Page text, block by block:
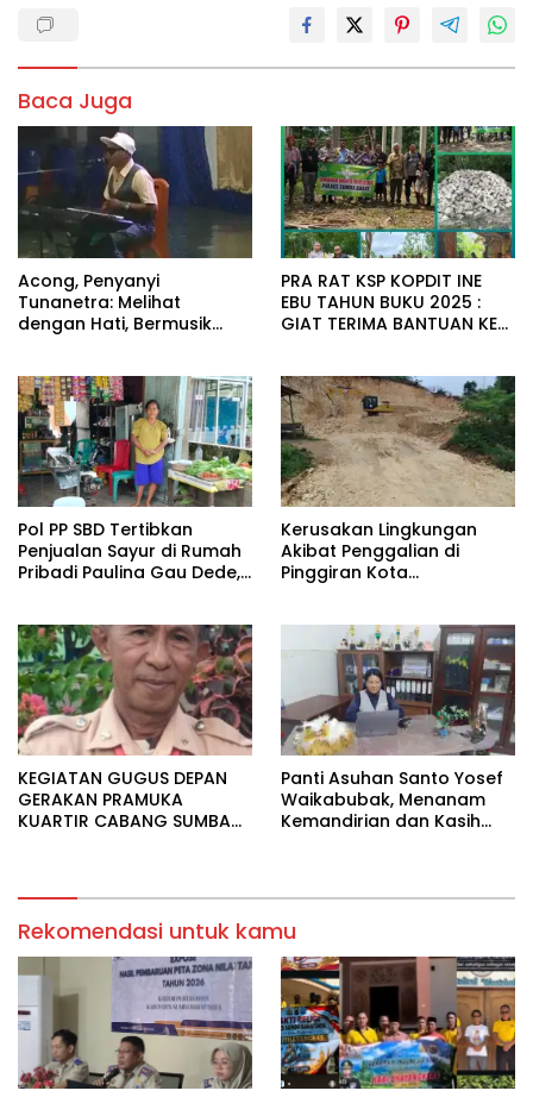
Baca Juga
Acong, Penyanyi
Tunanetra: Melihat
dengan Hati, Bermusik
PRA RAT KSP KOPDIT INE
EBU TAHUN BUKU 2025 :
GIAT TERIMA BANTUAN KE
Pol PP SBD Tertibkan
Penjualan Sayur di Rumah
Pribadi Paulina Gau Dede,
Kerusakan Lingkungan
Akibat Penggalian di
Pinggiran Kota
Sosial Meluas
KEGIATAN GUGUS DEPAN
GERAKAN PRAMUKA
KUARTIR CABANG SUMBA
Panti Asuhan Santo Yosef
Waikabubak, Menanam
Kemandirian dan Kasih
Rekomendasi untuk kamu